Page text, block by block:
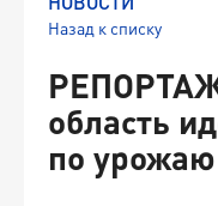
Назад к списку
область
по